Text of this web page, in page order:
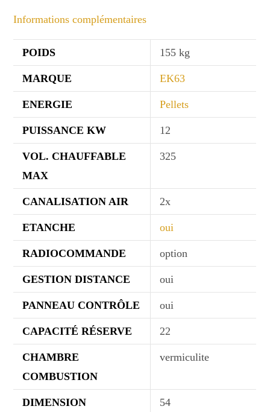
Informations complémentaires
POIDS 155 kg
MARQUE EK63
ENERGIE Pellets
PUISSANCE KW 12
VOL. CHAUFFABLE
MAX
325
CANALISATION AIR 2x
ETANCHE oui
RADIOCOMMANDE option
GESTION DISTANCE oui
PANNEAU CONTRÔLE oui
CAPACITÉ RÉSERVE 22
CHAMBRE
COMBUSTION
vermiculite
DIMENSION
54